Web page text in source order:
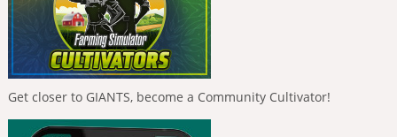
Get closer to GIANTS, become a Community Cultivator!